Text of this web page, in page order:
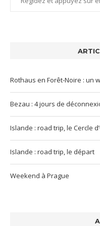
Rothaus en Forêt-Noire : un
Bezau : 4 jours de
Islande : road trip, le Cercle
Islande : road trip, le départ
Weekend à Prague